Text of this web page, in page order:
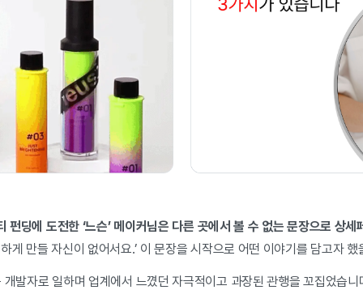
펀딩에 도전한 ‘느슨’ 메이커님은 다른 곳에서 볼 수 없는 문장으로 상세
게 만들 자신이 없어서요.’ 이 문장을 시작으로 어떤 이야기를 담고자 했
발자로 일하며 업계에서 느꼈던 자극적이고 과장된 관행을 꼬집었습니